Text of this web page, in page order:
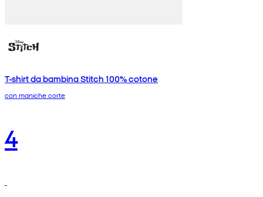
T-shirt da bambina Stitch 100% cotone
con maniche corte
4